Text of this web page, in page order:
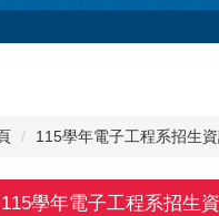
115學年電子工程系招生
115學年電子工程系招生